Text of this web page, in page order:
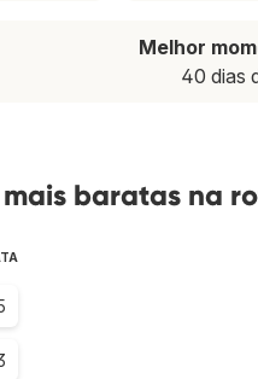
Melhor
40 dias
baratas na